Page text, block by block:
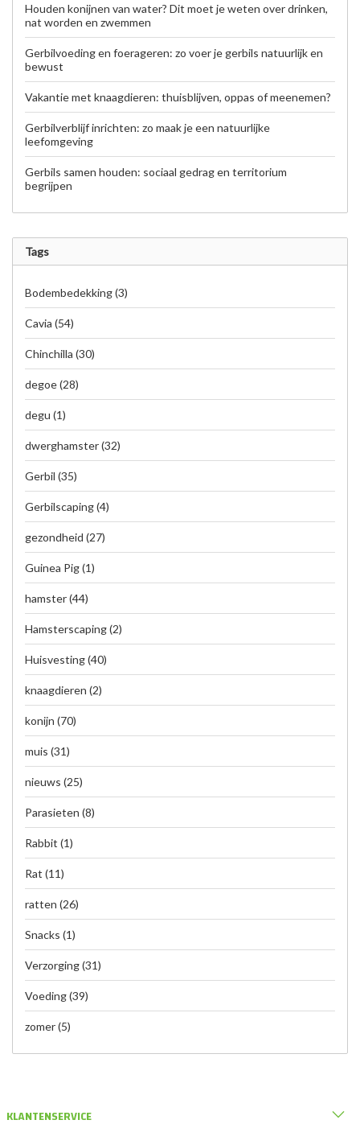
Houden konijnen van water? Dit moet je weten over drinken,
nat worden en zwemmen
Gerbilvoeding en foerageren: zo voer je gerbils natuurlijk en
bewust
Vakantie met knaagdieren: thuisblijven, oppas of meenemen?
Gerbilverblijf inrichten: zo maak je een natuurlijke
leefomgeving
Gerbils samen houden: sociaal gedrag en territorium
begrijpen
Tags
Bodembedekking(3)
Cavia (54)
Chinchilla (30)
degoe(28)
degu (1)
dwerghamster(32)
Gerbil (35)
Gerbilscaping(4)
gezondheid (27)
Guinea Pig(1)
hamster(44)
Hamsterscaping(2)
Huisvesting(40)
knaagdieren (2)
konijn (70)
muis (31)
nieuws (25)
Parasieten (8)
Rabbit (1)
Rat (11)
ratten (26)
Snacks (1)
Verzorging(31)
Voeding(39)
zomer(5)
KLANTENSERVICE